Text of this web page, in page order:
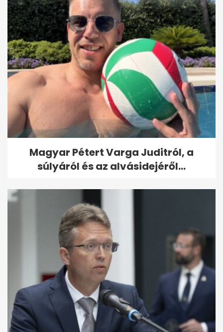
Magyar Pétert Varga Juditról, a
súlyáról és az alvásidejéről...